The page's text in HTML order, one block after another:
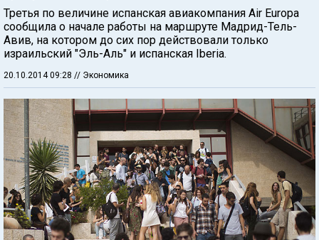
Третья по величине испанская авиакомпания Air Europa
сообщила о начале работы на маршруте Мадрид-Тель-
Авив, на котором до сих пор действовали только
израильский "Эль-Аль" и испанская Iberia.
20.10.2014 09:28 // Экономика